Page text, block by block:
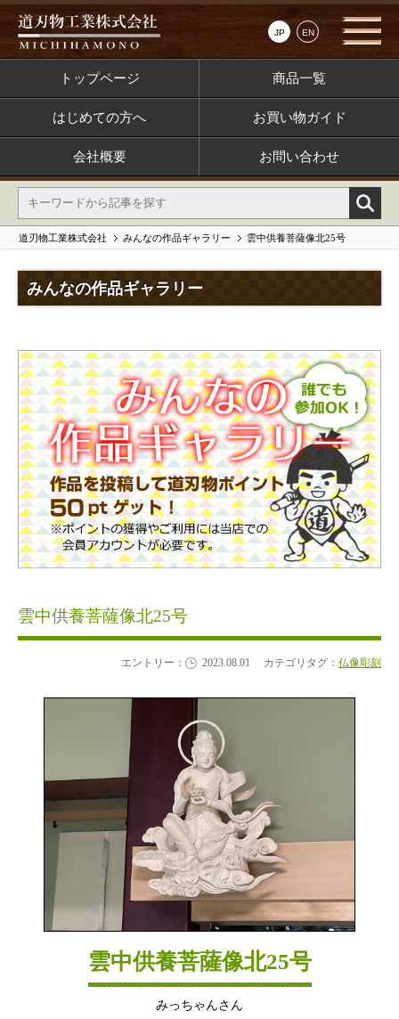
JP EN
トップページ 商品一覧
はじめての方へ お買い物ガイド
会社概要 お問い合わせ
道刃物工業株式会社 みんなの作品ギャラリー 雲中供養菩薩像北25号
みんなの作品ギャラリー
雲中供養菩薩像北25号
エントリー： 2023.08.01 カテゴリタグ： 仏像彫刻
雲中供養菩薩像北25号
みっちゃんさん